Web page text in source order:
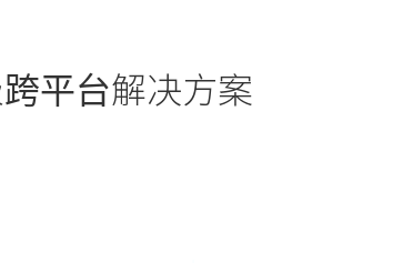
平台解决方案